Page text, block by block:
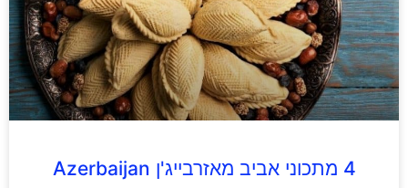
4 מתכוני אביב מאזרבייג'ן Azerbaijan